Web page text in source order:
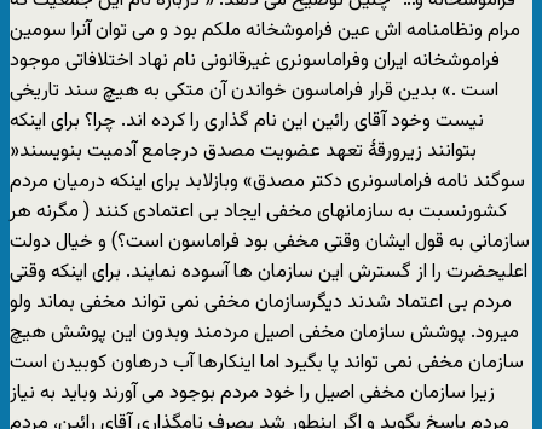
مرام ونظامنامه اش عین فراموشخانه ملکم بود و می توان آنرا سومین
فراموشخانه ایران وفراماسونری غیرقانونی نام نهاد اختلافاتی موجود
است .» بدین قرار فراماسون خواندن آن متکی به هیچ سند تاریخی
نیست وخود آقای رائین این نام گذاری را کرده اند. چرا؟ برای اینکه
بتوانند زیرورقۀ تعهد عضویت مصدق درجامع آدمیت بنویسند«
سوگند نامه فراماسونری دکتر مصدق» وبازلابد برای اینکه درمیان مردم
کشورنسبت به سازمانهای مخفی ایجاد بی اعتمادی کنند ( مگرنه هر
سازمانی به قول ایشان وقتی مخفی بود فراماسون است؟) و خیال دولت
اعلیحضرت را از گسترش این سازمان ها آسوده نمایند. برای اینکه وقتی
مردم بی اعتماد شدند دیگرسازمان مخفی نمی تواند مخفی بماند ولو
میرود. پوشش سازمان مخفی اصیل مردمند وبدون این پوشش هیچ
سازمان مخفی نمی تواند پا بگیرد اما اینکارها آب درهاون کوبیدن است
زیرا سازمان مخفی اصیل را خود مردم بوجود می آورند وباید به نیاز